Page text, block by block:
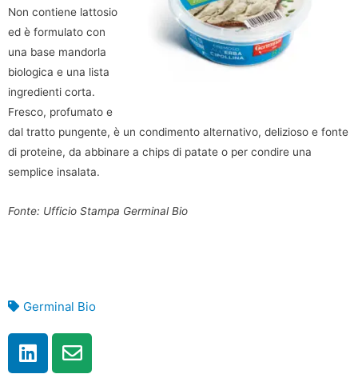
Non contiene lattosio
ed è formulato con
una base mandorla
biologica e una lista
ingredienti corta.
Fresco, profumato e
dal tratto pungente, è un condimento alternativo, delizioso e fonte
di proteine, da abbinare a chips di patate o per condire una
semplice insalata.
Fonte: Ufficio Stampa Germinal Bio
Germinal Bio